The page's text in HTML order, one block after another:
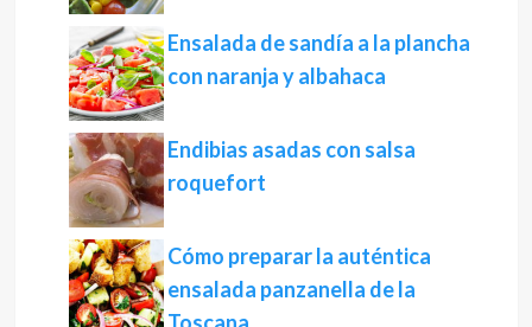
Ensalada de sandía a la plancha
con naranja y albahaca
Endibias asadas con salsa
roquefort
Cómo preparar la auténtica
ensalada panzanella de la